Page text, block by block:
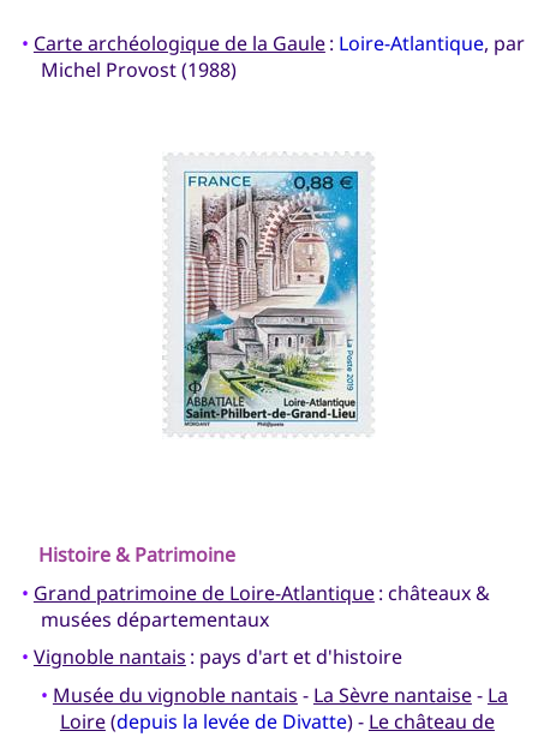
• Carte archéologique de la Gaule: Loire-Atlantique, par
Michel Provost (1988)
Histoire & Patrimoine
• Grand patrimoine de Loire-Atlantique: châteaux &
musées départementaux
• Vignoble nantais : pays d'art et d'histoire
• Musée du vignoble nantais - La Sèvre nantaise- La
Loire(depuis la levée de Divatte) - Le château de